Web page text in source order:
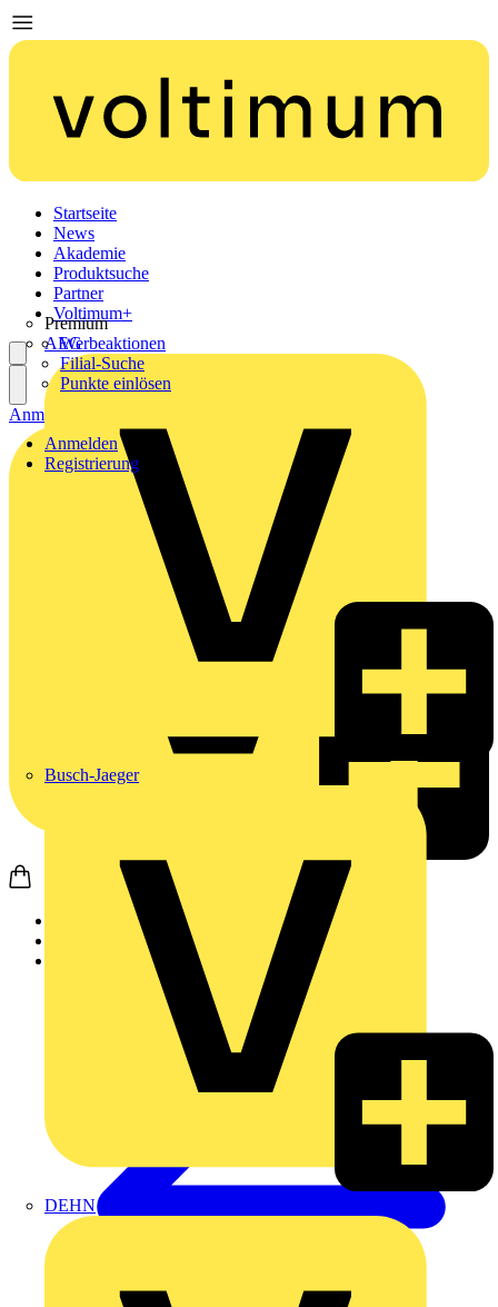
Startseite
News
Akademie
Produktsuche
Partner
Premium
AEG
Busch-Jaeger
DEHN
Voltimum+
Werbeaktionen
Filial-Suche
Punkte einlösen
Anmelden
Registrierung
Anmelden